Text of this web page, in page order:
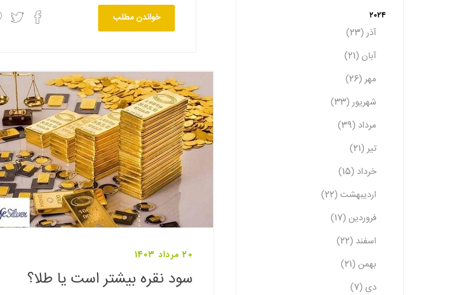
خواندن مطلب
20 مرداد 1403
سود نقره بیشتر است یا طلا؟
2024
آذر (23)
آبان (21)
مهر (26)
شهریور (33)
مرداد (39)
تیر (21)
خرداد (15)
اردیبهشت (22)
فروردین (17)
اسفند (22)
بهمن (21)
دی (7)